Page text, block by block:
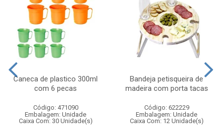
Caneca de plastico 300ml
com 6 pecas
Código: 471090
Embalagem: Unidade
Caixa Com: 30 Unidade(s)
Bandeja petisqueira de
madeira com porta tacas
Código: 622229
Embalagem: Unidade
Caixa Com: 12 Unidade(s)